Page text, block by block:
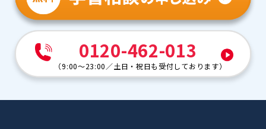
0120-462-013
（9:00～23:00 ／土日・祝日も受付しております）